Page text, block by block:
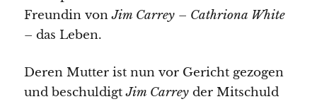
Freundin vonJim Carrey– Cathriona White
– das Leben.
Deren Mutter ist nun vor Gericht gezogen
und beschuldigtJim Carreyder Mitschuld